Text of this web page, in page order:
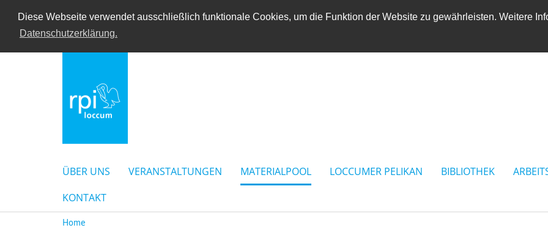
Diese Webseite verwendet ausschließlich funktionale Cookies, um die Funktion der Website zu gewährleisten. Weitere
Datenschutzerklärung.
ÜBER UNS VERANSTALTUNGEN MATERIALPOOL LOCCUMER PELIKAN BIBLIOTHEK
KONTAKT
Home